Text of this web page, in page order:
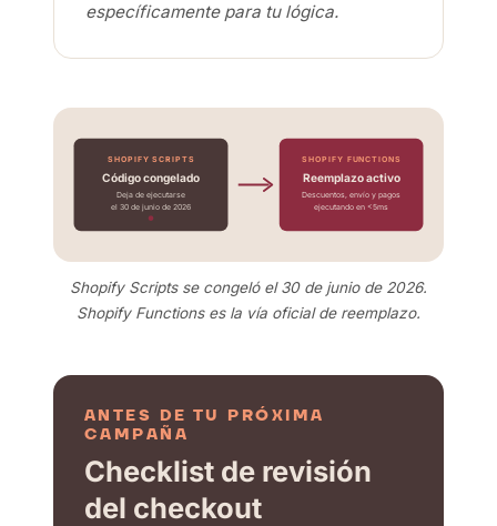
específicamente para tu lógica.
SHOPIFY SCRIPTS
Código congelado
Deja de ejecutarse
el 30 de junio de 2026
SHOPIFY FUNCTIONS
Reemplazo activo
Descuentos, envío y pagos
ejecutando en <5ms
Shopify Scripts se congeló el 30 de junio de 2026.
Shopify Functions es la vía oficial de reemplazo.
ANTES DE TU PRÓXIMA
CAMPAÑA
Checklist de revisión
del checkout